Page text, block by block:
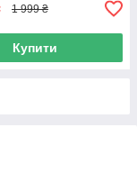
1 999 ₴
Купити